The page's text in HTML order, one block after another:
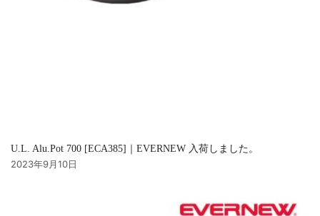
U.L. Alu.Pot 700 [ECA385]｜EVERNEW 入荷しました。
2023年9月10日